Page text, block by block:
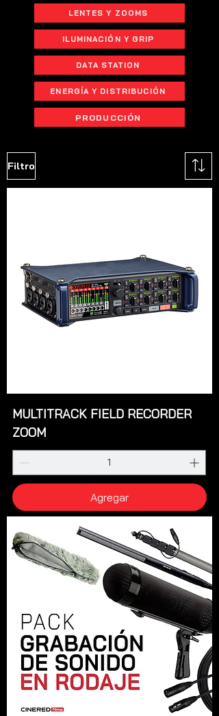
LENTES Y ZOOMS
ILUMINACIÓN Y GRIP
DATA STATION
ENERGÍA Y DISTRIBUCIÓN
PRODUCCIÓN
Filtro
MULTITRACK FIELD RECORDER
ZOOM
Agregar